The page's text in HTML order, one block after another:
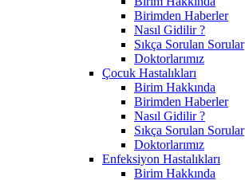
Birimden Haberler
Nasıl Gidilir ?
Sıkça Sorulan Sorular
Doktorlarımız
Çocuk Hastalıkları
Birim Hakkında
Birimden Haberler
Nasıl Gidilir ?
Sıkça Sorulan Sorular
Doktorlarımız
Enfeksiyon Hastalıkları
Birim Hakkında